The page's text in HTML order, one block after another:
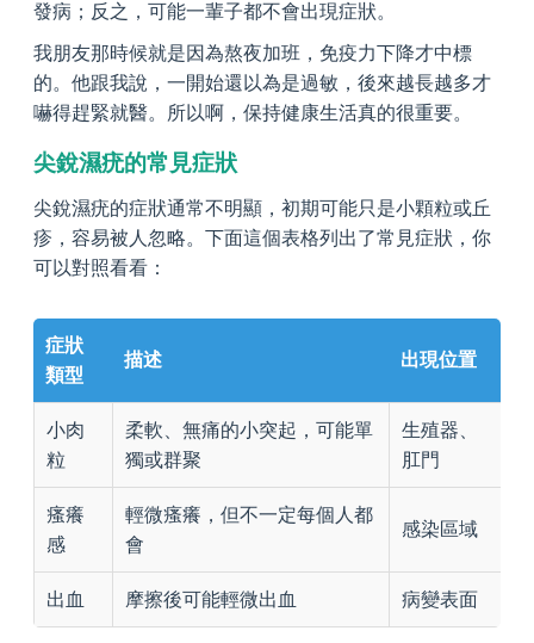
發病；反之，可能一輩子都不會出現症狀。
我朋友那時候就是因為熬夜加班，免疫力下降才中標
的。他跟我說，一開始還以為是過敏，後來越長越多才
嚇得趕緊就醫。所以啊，保持健康生活真的很重要。
尖銳濕疣的常見症狀
尖銳濕疣的症狀通常不明顯，初期可能只是小顆粒或丘
疹，容易被人忽略。下面這個表格列出了常見症狀，你
可以對照看看：
症狀
類型
描述 出現位置
小肉
粒
柔軟、無痛的小突起，可能單
獨或群聚
生殖器、
肛門
瘙癢
感
輕微瘙癢，但不一定每個人都
會
感染區域
出血 摩擦後可能輕微出血 病變表面